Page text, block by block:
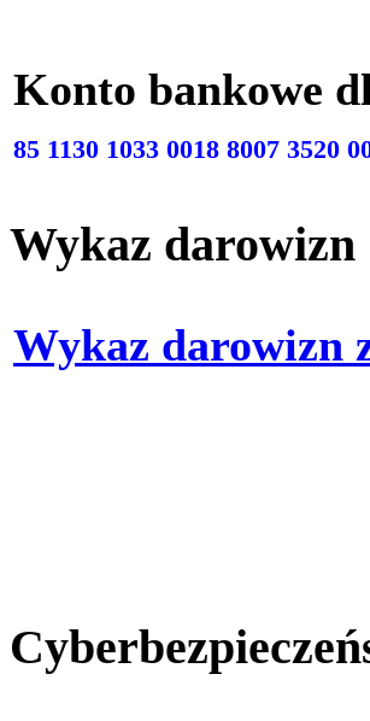
Konto bankowe
85 1130 1033 0018 8007 3520
Wykaz darowizn
Wykaz darowizn